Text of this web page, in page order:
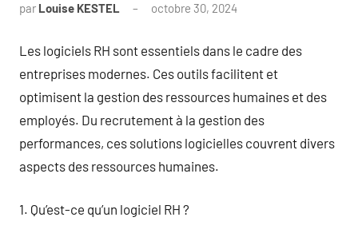
par Louise KESTEL octobre 30, 2024
Les logiciels RH sont essentiels dans le cadre des
entreprises modernes. Ces outils facilitent et
optimisent la gestion des ressources humaines et des
employés. Du recrutement à la gestion des
performances, ces solutions logicielles couvrent divers
aspects des ressources humaines.
1. Qu’est-ce qu’un logiciel RH ?